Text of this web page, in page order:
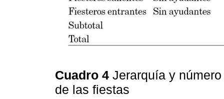
Cuadro 4 Jerarquía y
de las fiestas